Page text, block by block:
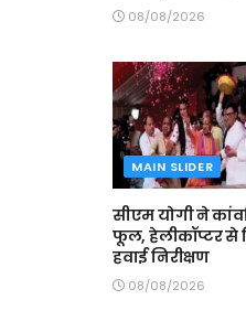
08/08/2026
MAIN SLIDER
सीएम योगी ने
फूल, हेलीकॉप्टर से
हवाई निरीक्षण
08/08/2026